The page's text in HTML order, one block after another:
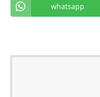
whatsapp